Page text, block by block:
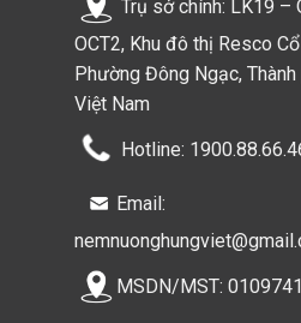
Trụ sở chính: LK19 –
OCT2, Khu đô thị Resco
Phường Đông Ngạc, Thành
Việt Nam
Hotline:
Email:
MSDN/MST: